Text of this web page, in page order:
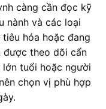
càng cần đọc kỹ
nành và các loại
hóa hoặc đang
được theo dõi cẩn
tuổi hoặc người
chọn vị phù hợp